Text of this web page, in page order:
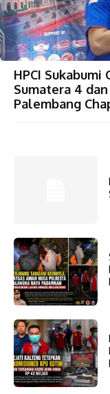
HPCI
Sumatera 4
Palembang